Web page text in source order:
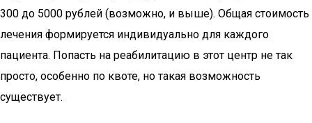
300 до 5000 рублей (возможно, и выше). Общая стоимость
лечения формируется индивидуально для каждого
пациента. Попасть на реабилитацию в этот центр не так
просто, особенно по квоте, но такая возможность
существует.